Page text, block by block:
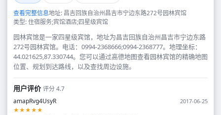
查看完整信息地址: 昌吉回族自治州昌吉市宁边东路272号园林宾馆
类型: 住宿服务;宾馆酒店;四星级宾馆
园林宾馆是一家四星级宾馆，地址为昌吉回族自治州昌吉市宁边东路
272号园林宾馆。电话：0994-2368666;0994-2368777。地理坐标：
44.021625,87.330744。您可以通过高德地图查看园林宾馆的精确地图
位置、规划到达路线，以及查找周边设施。
用户评价评分 4.7
amapRvg4UsyR
2017-06-25
★★★★★